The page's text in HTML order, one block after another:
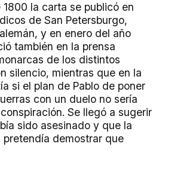
1800 la carta se publicó en
de San Petersburgo,
y en enero del año
también en la prensa
de los distintos
silencio, mientras que en la
si el plan de Pablo de poner
con un duelo no sería
Se llegó a sugerir
sido asesinado y que la
demostrar que